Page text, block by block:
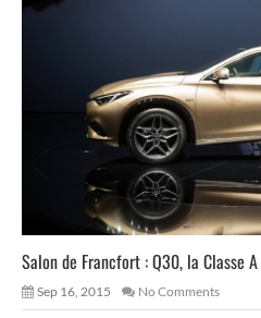
Salon de Francfort : Q30, la Classe
Sep 16, 2015 No Comments